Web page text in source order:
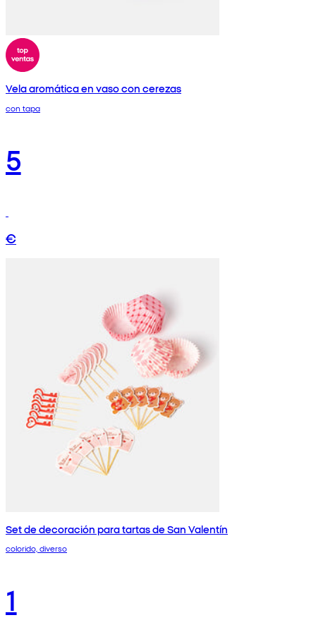
Vela aromática en vaso con cerezas
con tapa
5
€
Set de decoración para tartas de San Valentín
colorido, diverso
1